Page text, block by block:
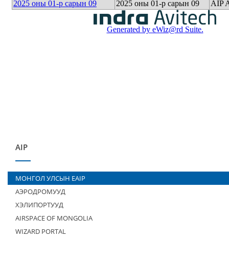
AIP
МОНГОЛ УЛСЫН EAIP
АЭРОДРОМУУД
ХЭЛИПОРТУУД
AIRSPACE OF MONGOLIA
WIZARD PORTAL